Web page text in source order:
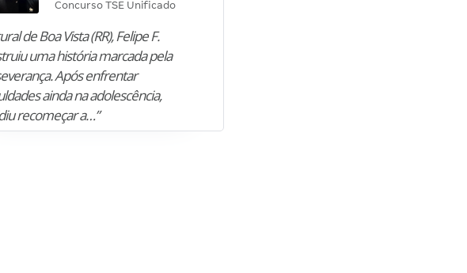
Concurso TSE Unificado
de Boa Vista (RR), Felipe F.
uma história marcada pela
Após enfrentar
ainda na adolescência,
recomeçar a…”